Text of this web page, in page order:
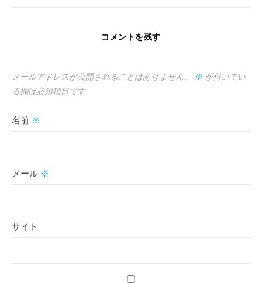
コメントを残す
メールアドレスが公開されることはありません。 ※が付いてい
る欄は必須項目です
名前 ※
メール ※
サイト